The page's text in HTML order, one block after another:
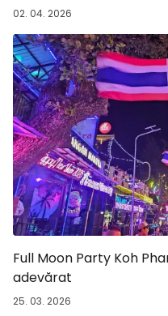
02. 04. 2026
Full Moon Party Koh
adevărat
25. 03. 2026